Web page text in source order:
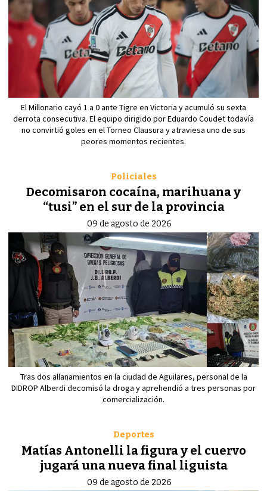
El Millonario cayó 1 a 0 ante Tigre en Victoria y acumuló su sexta
derrota consecutiva. El equipo dirigido por Eduardo Coudet todavía
no convirtió goles en el Torneo Clausura y atraviesa uno de sus
peores momentos recientes.
Decomisaron cocaína, marihuana y
“tusi” en el sur de la provincia
Policiales
09 de agosto de 2026
Tras dos allanamientos en la ciudad de Aguilares, personal de la
DIDROP Alberdi decomisó la droga y aprehendió a tres personas por
comercialización.
Matías Antonelli la figura y el cuervo
jugará una nueva final liguista
Deportes
09 de agosto de 2026